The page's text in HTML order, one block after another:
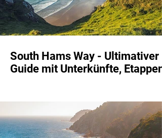
South Hams Way - Ultimativer
Guide mit Unterkünfte, Etappen